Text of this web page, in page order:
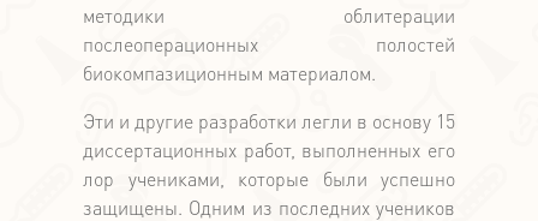
методики облитерации
послеоперационных полостей
биокомпазиционным материалом.
Эти и другие разработки легли в основу 15
диссертационных работ, выполненных его
лор учениками, которые были успешно
защищены. Одним из последних учеников